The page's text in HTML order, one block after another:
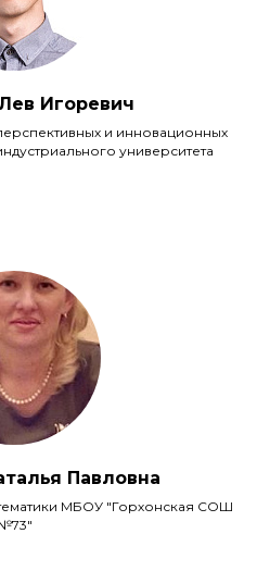
Игоревич
и инновационных
университета
Павловна
МБОУ "Горхонская СОШ